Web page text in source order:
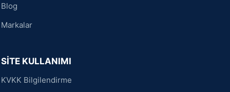
Blog
Markalar
SİTE KULLANIMI
KVKK Bilgilendirme